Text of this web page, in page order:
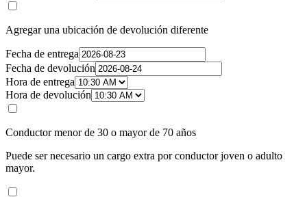
Agregar una ubicación de devolución diferente
Fecha de entrega
Fecha de devolución
Hora de entrega
Hora de devolución
Conductor menor de 30 o mayor de 70 años
Puede ser necesario un cargo extra por conductor joven o adulto
mayor.